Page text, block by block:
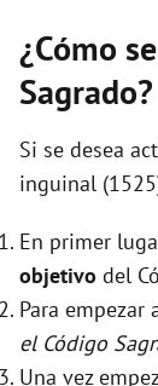
¿Cómo
Sagrado?
Si se desea
inguinal
En primer
objetivo del
Para empezar
el Código
Una vez